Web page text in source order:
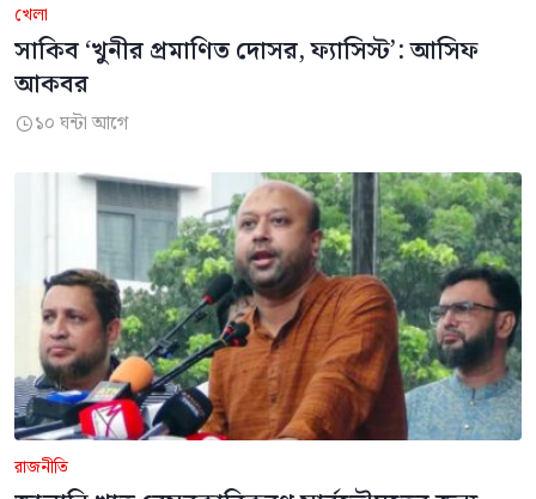
খেলা
সাকিব ‘খুনীর প্রমাণিত দোসর, ফ্যাসিস্ট’: আসিফ
আকবর
১০ ঘন্টা আগে
রাজনীতি